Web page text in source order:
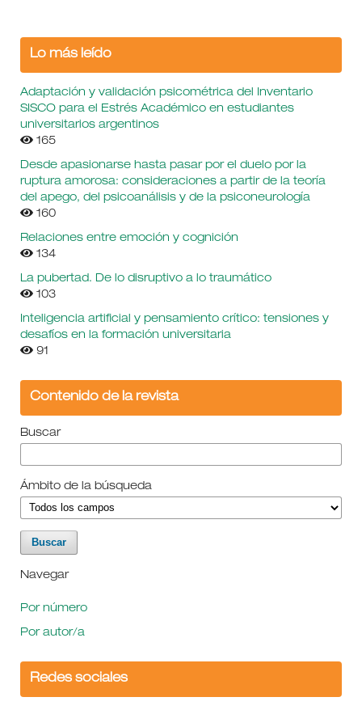
Lo más leído
Adaptación y validación psicométrica del Inventario
SISCO para el Estrés Académico en estudiantes
universitarios argentinos
165
Desde apasionarse hasta pasar por el duelo por la
ruptura amorosa: consideraciones a partir de la teoría
del apego, del psicoanálisis y de la psiconeurología
160
Relaciones entre emoción y cognición
134
La pubertad. De lo disruptivo a lo traumático
103
Inteligencia artificial y pensamiento crítico: tensiones y
desafíos en la formación universitaria
91
Contenido de la revista
Buscar
Ámbito de la búsqueda
Navegar
Por número
Por autor/a
Redes sociales